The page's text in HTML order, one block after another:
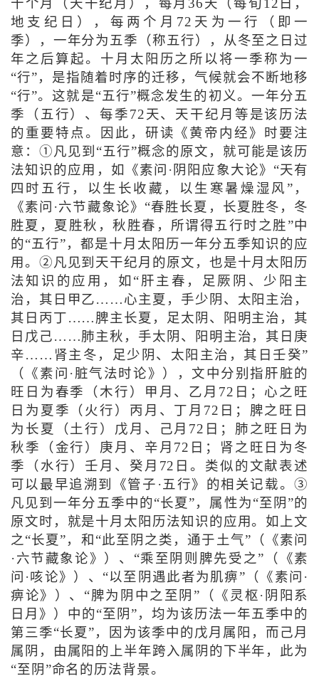
十个月（天干纪月），每月36天（每旬12日，
地支纪日），每两个月72天为一行（即一
季），一年分为五季（称五行），从冬至之日过
年之后算起。十月太阳历之所以将一季称为一
“行”，是指随着时序的迁移，气候就会不断地移
“行”。这就是“五行”概念发生的初义。一年分五
季（五行）、每季72天、天干纪月等是该历法
的重要特点。因此，研读《黄帝内经》时要注
意：①凡见到“五行”概念的原文，就可能是该历
法知识的应用，如《素问·阴阳应象大论》“天有
四时五行，以生长收藏，以生寒暑燥湿风”，
《素问·六节藏象论》“春胜长夏，长夏胜冬，冬
胜夏，夏胜秋，秋胜春，所谓得五行时之胜”中
的“五行”，都是十月太阳历一年分五季知识的应
用。②凡见到天干纪月的原文，也是十月太阳历
法知识的应用，如“肝主春，足厥阴、少阳主
治，其日甲乙……心主夏，手少阴、太阳主治，
其日丙丁……脾主长夏，足太阴、阳明主治，其
日戊己……肺主秋，手太阴、阳明主治，其日庚
辛……肾主冬，足少阴、太阳主治，其日壬癸”
（《素问·脏气法时论》），文中分别指肝脏的
旺日为春季（木行）甲月、乙月72日；心之旺
日为夏季（火行）丙月、丁月72日；脾之旺日
为长夏（土行）戊月、己月72日；肺之旺日为
秋季（金行）庚月、辛月72日；肾之旺日为冬
季（水行）壬月、癸月72日。类似的文献表述
可以最早追溯到《管子·五行》的相关记载。③
凡见到一年分五季中的“长夏”，属性为“至阴”的
原文时，就是十月太阳历法知识的应用。如上文
之“长夏”，和“此至阴之类，通于土气”（《素问
·六节藏象论》）、“乘至阴则脾先受之”（《素
问·咳论》）、“以至阴遇此者为肌痹”（《素问·
痹论》）、“脾为阴中之至阴”（《灵枢·阴阳系
日月》）中的“至阴”，均为该历法一年五季中的
第三季“长夏”，因为该季中的戊月属阳，而己月
属阴，由属阳的上半年跨入属阴的下半年，此为
“至阴”命名的历法背景。